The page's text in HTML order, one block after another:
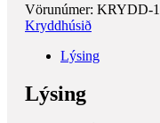
Vörunúmer: KRYDD-
Kryddhúsið
Lýsing
Lýsing